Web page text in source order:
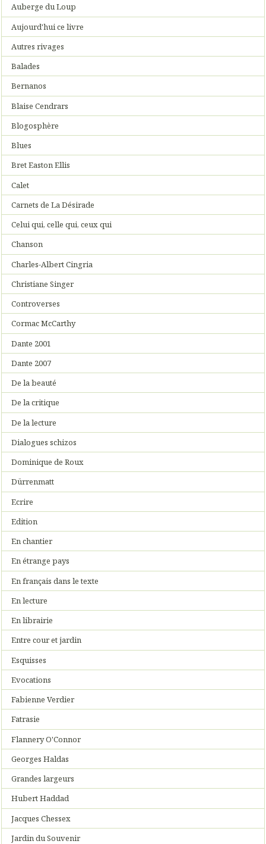
Auberge du Loup
Aujourd'hui ce livre
Autres rivages
Balades
Bernanos
Blaise Cendrars
Blogosphère
Blues
Bret Easton Ellis
Calet
Carnets de La Désirade
Celui qui, celle qui, ceux qui
Chanson
Charles-Albert Cingria
Christiane Singer
Controverses
Cormac McCarthy
Dante 2001
Dante 2007
De la beauté
De la critique
De la lecture
Dialogues schizos
Dominique de Roux
Dürrenmatt
Ecrire
Edition
En chantier
En étrange pays
En français dans le texte
En lecture
En librairie
Entre cour et jardin
Esquisses
Evocations
Fabienne Verdier
Fatrasie
Flannery O'Connor
Georges Haldas
Grandes largeurs
Hubert Haddad
Jacques Chessex
Jardin du Souvenir